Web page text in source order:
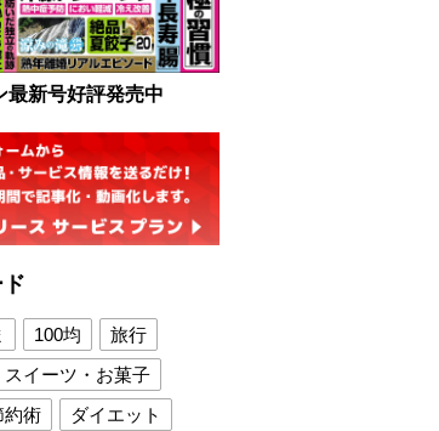
最新号好評発売中
100均
旅行
スイーツ・お菓子
約術
ダイエット